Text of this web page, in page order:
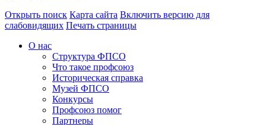
Открыть поиск Карта сайта Включить версию для
слабовидящих Печать страницы
О нас
Структура ФПСО
Что такое профсоюз
Историческая справка
Музей ФПСО
Конкурсы
Профсоюз помог
Партнеры